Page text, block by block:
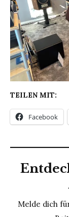
TEILEN MIT:
Facebook
Melde dich